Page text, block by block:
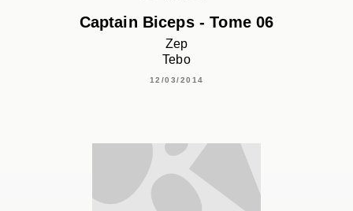
Captain Biceps - Tome 06
Zep
Tebo
12/03/2014